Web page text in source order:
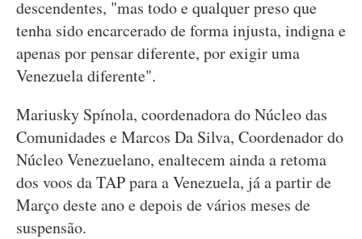
descendentes, "mas todo e qualquer preso que
tenha sido encarcerado de forma injusta, indigna e
apenas por pensar diferente, por exigir uma
Venezuela diferente".
Mariusky Spínola, coordenadora do Núcleo das
Comunidades e Marcos Da Silva, Coordenador do
Núcleo Venezuelano, enaltecem ainda a retoma
dos voos da TAP para a Venezuela, já a partir de
Março deste ano e depois de vários meses de
suspensão.